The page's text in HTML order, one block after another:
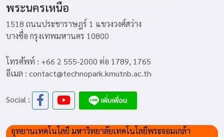
พระนครเหนือ
1518 ถนนประชาราษฎร์ 1 แขวงวงศ์สว่าง
บางซื่อ กรุงเทพมหานคร 10800
โทรศัพท์ : +66 2 555-2000 ต่อ 1789, 1765
อีเมล : contact@technopark.kmutnb.ac.th
Social :
อุทยานเทคโนโลยี มหาวิทยาลัยเทคโนโลยีพระจอมเกล้า